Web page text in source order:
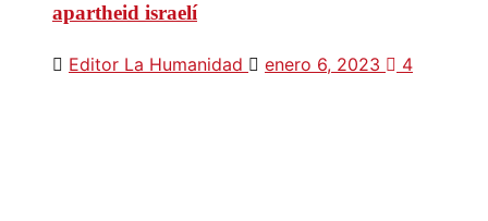
apartheid israelí
Editor La Humanidad enero 6, 2023 4